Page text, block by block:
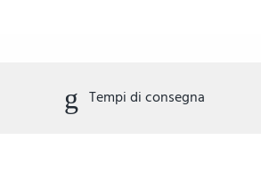
Tempi di consegna